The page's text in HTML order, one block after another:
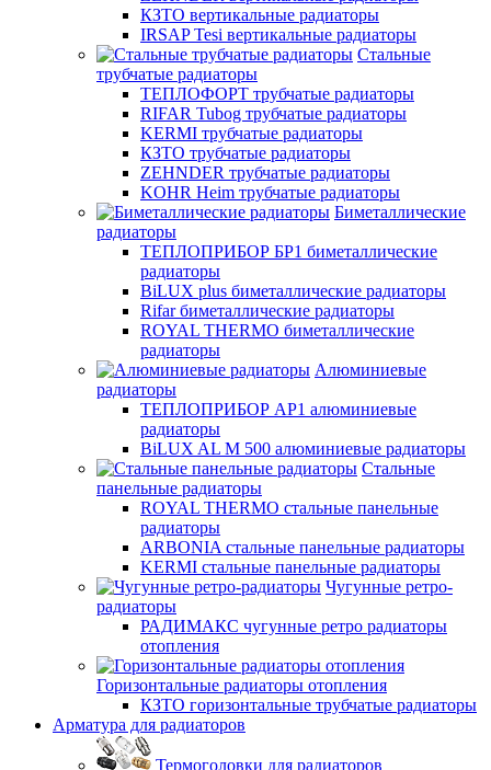
КЗТО вертикальные радиаторы
IRSAP Tesi вертикальные радиаторы
Стальные
трубчатые радиаторы
ТЕПЛОФОРТ трубчатые радиаторы
RIFAR Tubog трубчатые радиаторы
KERMI трубчатые радиаторы
КЗТО трубчатые радиаторы
ZEHNDER трубчатые радиаторы
KOHR Heim трубчатые радиаторы
Биметаллические
радиаторы
ТЕПЛОПРИБОР БР1 биметаллические
радиаторы
BiLUX plus биметаллические радиаторы
Rifar биметаллические радиаторы
ROYAL THERMO биметаллические
радиаторы
Алюминиевые
радиаторы
ТЕПЛОПРИБОР АР1 алюминиевые
радиаторы
BiLUX AL M 500 алюминиевые радиаторы
Стальные
панельные радиаторы
ROYAL THERMO стальные панельные
радиаторы
ARBONIA стальные панельные радиаторы
KERMI стальные панельные радиаторы
Чугунные ретро-
радиаторы
РАДИМАКС чугунные ретро радиаторы
отопления
Горизонтальные радиаторы отопления
КЗТО горизонтальные трубчатые радиаторы
Арматура для радиаторов
Термоголовки для радиаторов